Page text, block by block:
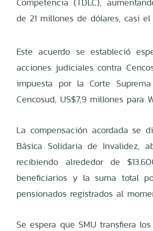
de 21 millones de dólares, casi
Este acuerdo se estableció
acciones judiciales contra
impuesta por la Corte
Cencosud, US$7,9 millones para
La compensación acordada se
Básica Solidaria de Invalidez,
recibiendo alrededor de
beneficiarios y la suma total
pensionados registrados al
Se espera que SMU transfiera